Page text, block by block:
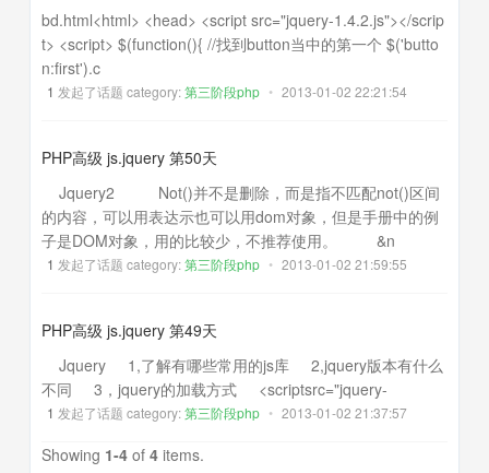
bd.html<html> <head> <script src="jquery-1.4.2.js"></scrip
t> <script> $(function(){ //找到button当中的第一个 $('butto
n:first').c
1 发起了话题 category:第三阶段php • 2013-01-02 22:21:54
PHP高级 js.jquery 第50天
Jquery2 Not()并不是删除，而是指不匹配not()区间
的内容，可以用表达示也可以用dom对象，但是手册中的例
子是DOM对象，用的比较少，不推荐使用。 &n
1 发起了话题 category:第三阶段php • 2013-01-02 21:59:55
PHP高级 js.jquery 第49天
Jquery 1,了解有哪些常用的js库 2,jquery版本有什么
不同 3，jquery的加载方式 <scriptsrc="jquery-
1 发起了话题 category:第三阶段php • 2013-01-02 21:37:57
Showing 1-4 of 4 items.